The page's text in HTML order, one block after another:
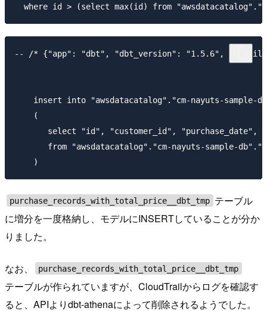
-- /* {"app": "dbt", "dbt_version": "1.5.6",
insert into "awsdatacatalog"."cm-nayuts-sample-
    (
select "id", "customer_id", "purchase_date",
from "awsdatacatalog"."cm-nayuts-sample-
purchase_records_with_total_price__dbt_tmp テーブル
に増分を一度格納し、モデルにINSERTしていることが分か
りました。
なお、 purchase_records_with_total_price__dbt_tmp
テーブルが作られていますが、CloudTrailからログを確認す
ると、APIよりdbt-athenaによって削除されるようでした。